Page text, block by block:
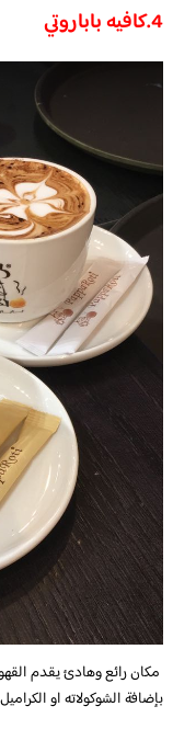
4.كافيه باباروتي
مكان رائع وهادئ يقدم
بإضافة الشوكولاته او